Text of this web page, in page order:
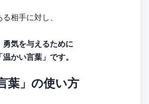
相手に対し、
勇気を与えるために
かい言葉」です。
葉」の使い方